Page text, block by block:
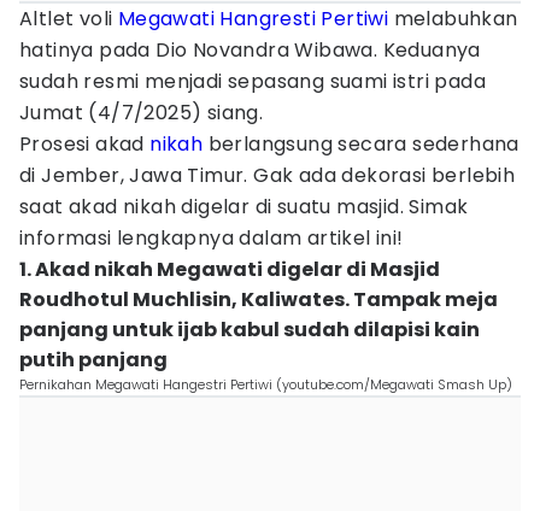
Altlet voli Megawati Hangresti Pertiwi melabuhkan
hatinya pada Dio Novandra Wibawa. Keduanya
sudah resmi menjadi sepasang suami istri pada
Jumat (4/7/2025) siang.
Prosesi akad nikah berlangsung secara sederhana
di Jember, Jawa Timur. Gak ada dekorasi berlebih
saat akad nikah digelar di suatu masjid. Simak
informasi lengkapnya dalam artikel ini!
1. Akad nikah Megawati digelar di Masjid
Roudhotul Muchlisin, Kaliwates. Tampak meja
panjang untuk ijab kabul sudah dilapisi kain
putih panjang
Pernikahan Megawati Hangestri Pertiwi (youtube.com/Megawati Smash Up)